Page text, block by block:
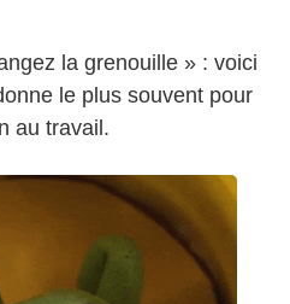
la grenouille » : voici
le plus souvent pour
au travail.